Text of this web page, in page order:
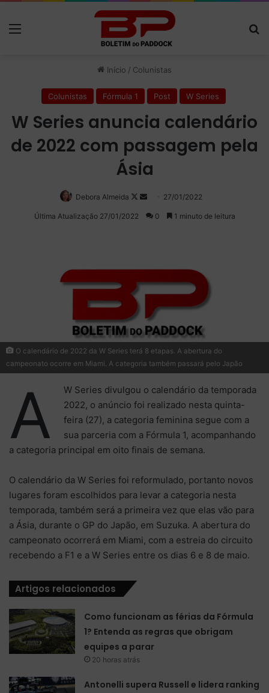
Início / Colunistas
Colunistas Fórmula 1 Post W Series
W Series anuncia calendário
de 2022 com passagem pela
Ásia
Debora Almeida
Follow
on
Mande
um
27/01/2022
Última Atualização 27/01/2022 0 1 minuto de leitura
O calendário de 2022 da W Series terá 8 etapas. A abertura do
campeonato ocorre em Miami. A categoria também passará pelo Japão
A
W Series divulgou o calendário da temporada
2022, o anúncio foi realizado nesta quinta-
feira (27), a categoria feminina segue com a
sua parceria com a Fórmula 1, acompanhando
a categoria principal em oito finais de semana.
O calendário da W Series foi reformulado, portanto novos
lugares foram escolhidos para levar a categoria nesta
temporada, também será a primeira vez que elas vão para
a Ásia, durante o GP do Japão, em Suzuka. A abertura do
campeonato ocorrerá em Miami, com a estreia do circuito
recebendo a F1 e a W Series entre os dias 6 e 8 de maio.
Artigos relacionados
Como funcionam as férias da Fórmula
1? Entenda as regras que obrigam
equipes a parar
20 horas atrás
Antonelli supera Russell e lidera ranking